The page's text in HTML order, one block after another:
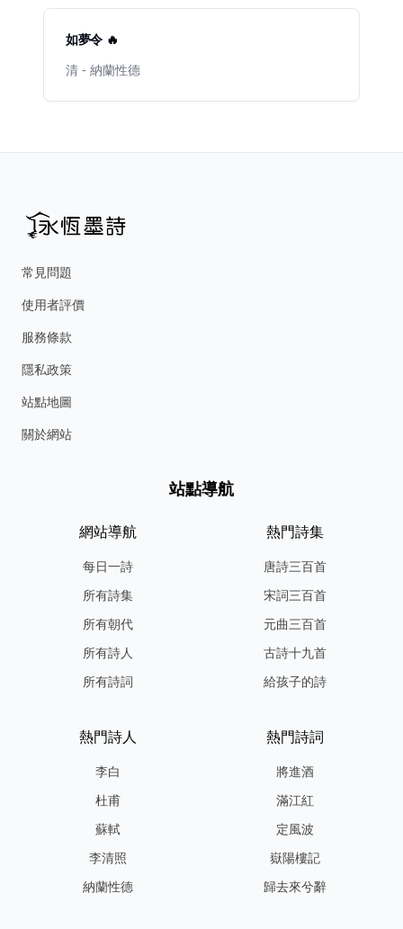
如夢令 🔥
清 - 納蘭性德
常見問題
使用者評價
服務條款
隱私政策
站點地圖
關於網站
站點導航
網站導航
每日一詩
所有詩集
所有朝代
所有詩人
所有詩詞
熱門詩集
唐詩三百首
宋詞三百首
元曲三百首
古詩十九首
給孩子的詩
熱門詩人
李白
杜甫
蘇軾
李清照
納蘭性德
熱門詩詞
將進酒
滿江紅
定風波
嶽陽樓記
歸去來兮辭